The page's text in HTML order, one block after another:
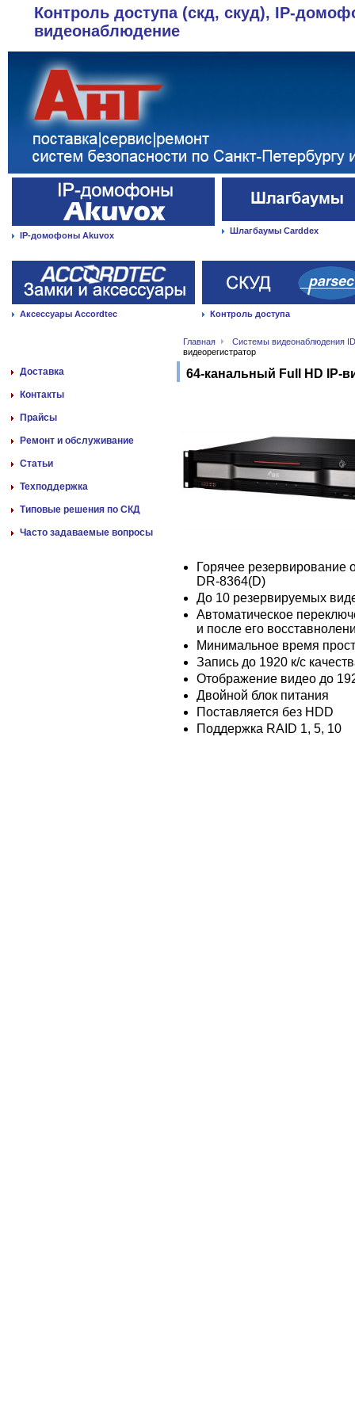
Контроль доступа (скд, скуд), IP-
видеонаблюдение
IP-домофоны Akuvox Шлагбаумы Carddex
Аксессуары Accordtec Контроль доступа
Главная
Системы видеонаблюдения
видеорегистратор
Доставка
Контакты
Прайсы
Ремонт и обслуживание
Статьи
Техподдержка
Типовые решения по СКД
Часто задаваемые вопросы
64-канальный Full HD IP-
Горячее резервирование
DR-8364(D)
До 10 резервируемых
Автоматическое
и после его
Минимальное время
Запись до 1920 к/c
Отображение видео до
Двойной блок питания
Поставляется без HDD
Поддержка RAID 1, 5, 10